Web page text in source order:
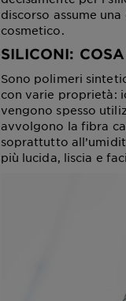
discorso assume
cosmetico.
SILICONI:
Sono polimeri
con varie proprietà:
vengono spesso
avvolgono la fibra
soprattutto
più lucida, liscia e